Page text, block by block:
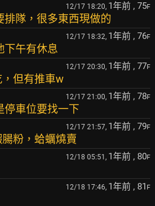
12/17 18:20, 1年前 , 75F
排隊，很多東西現做的
12/17 18:32, 1年前 , 76F
下午有休息
12/17 20:30, 1年前 , 77F
但有推車w
12/17 21:00, 1年前 , 78F
停車位要找一下
12/17 21:57, 1年前 , 79F
粉，蛤蠣燒賣
12/18 05:51, 1年前 , 80F
12/18 17:46, 1年前 , 81 F